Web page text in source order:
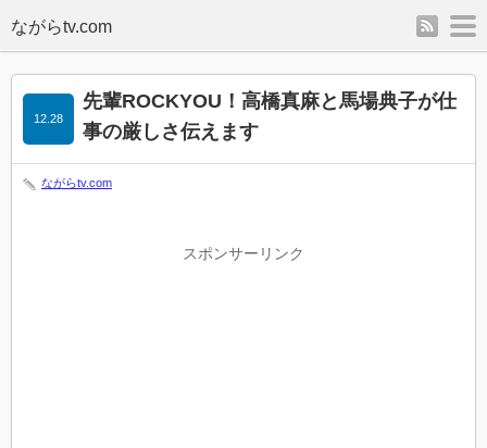
rss
先輩ROCKYOU！高橋真麻と馬場典子が仕
事の厳しさ伝えます
12.28
ながらtv.com
スポンサーリンク